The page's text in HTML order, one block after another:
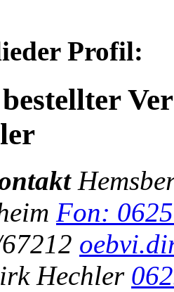
Profil:
Fon:
Hechler